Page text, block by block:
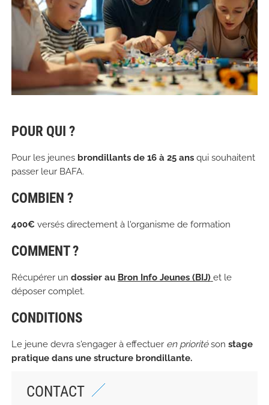
POUR QUI ?
Pour les jeunes brondillants de 16 à 25 ansqui souhaitent
passer leur BAFA.
COMBIEN ?
400€ versés directement à l'organisme de formation
COMMENT ?
Récupérer un dossier au Bron Info Jeunes (BIJ) et le
déposer complet.
CONDITIONS
Le jeune devra s'engager à effectuer en prioritéson stage
pratique dans une structure brondillante.
CONTACT